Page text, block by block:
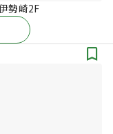
勢崎2F